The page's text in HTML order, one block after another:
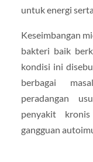
untuk energi
Keseimbangan
bakteri baik
kondisi ini
berbagai
peradangan
penyakit
gangguan